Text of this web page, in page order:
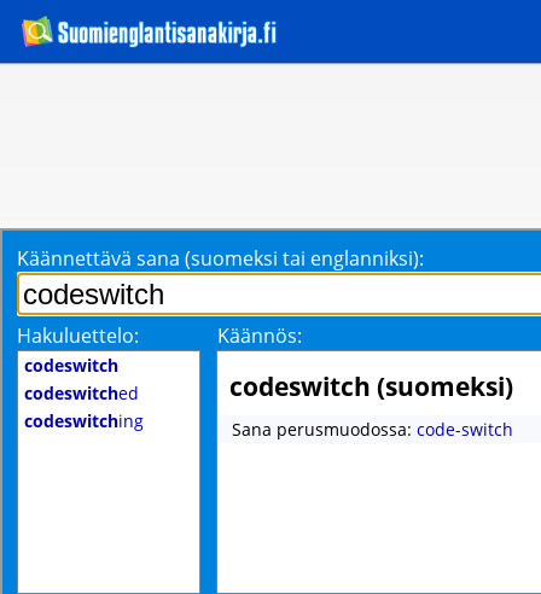
Käännettävä sana (suomeksi tai englanniksi):
Hakuluettelo: Käännös:
codeswitch
codeswitched
codeswitching
codeswitch (suomeksi)
Sana perusmuodossa: code-switch